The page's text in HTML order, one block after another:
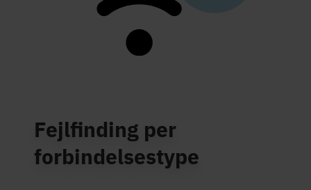
Fejlfinding per
forbindelsestype